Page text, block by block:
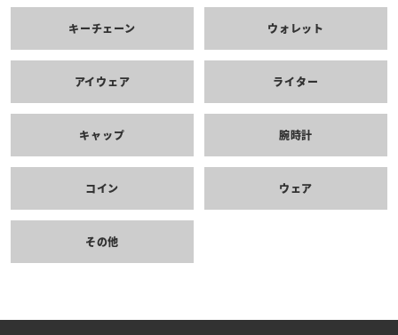
キーチェーン ウォレット
アイウェア ライター
キャップ 腕時計
コイン ウェア
その他